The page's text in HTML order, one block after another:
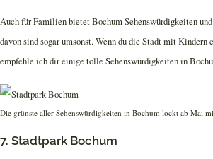
Auch für Familien bietet Bochum Sehenswürdigkeiten
davon sind sogar umsonst. Wenn du die Stadt mit
empfehle ich dir einige tolle Sehenswürdigkeiten in
Die grünste aller Sehenswürdigkeiten in Bochum lockt ab Mai
7. Stadtpark Bochum